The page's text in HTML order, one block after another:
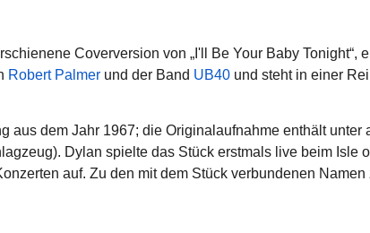
Coverversion von „I'll Be Your Baby Tonight“,
Robert Palmer und der Band UB40 und steht in einer
aus dem Jahr 1967; die Originalaufnahme enthält unter
Dylan spielte das Stück erstmals live beim Isle
auf. Zu den mit dem Stück verbundenen Namen